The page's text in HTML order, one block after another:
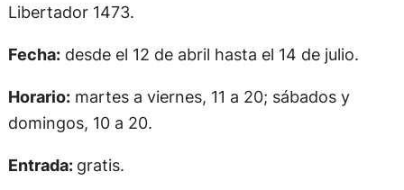
Libertador 1473.
Fecha:desde el 12 de abril hasta el 14 de julio.
Horario:martes a viernes, 11 a 20; sábados y
domingos, 10 a 20.
Entrada: gratis.